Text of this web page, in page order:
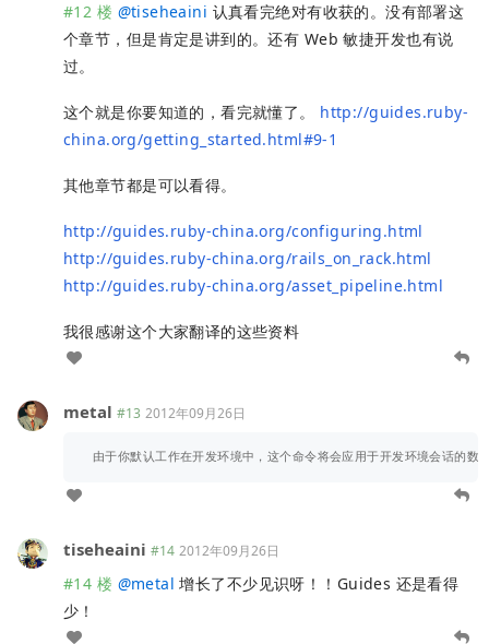
#12 楼 @tiseheaini 认真看完绝对有收获的。没有部署这
个章节，但是肯定是讲到的。还有 Web 敏捷开发也有说
过。
这个就是你要知道的，看完就懂了。 http://guides.ruby-
china.org/getting_started.html#9-1
其他章节都是可以看得。
http://guides.ruby-china.org/configuring.html
http://guides.ruby-china.org/rails_on_rack.html
http://guides.ruby-china.org/asset_pipeline.html
我很感谢这个大家翻译的这些资料
metal #13 2012年09月26日
tiseheaini #14 2012年09月26日
#14 楼 @metal 增长了不少见识呀！！Guides 还是看得
少！